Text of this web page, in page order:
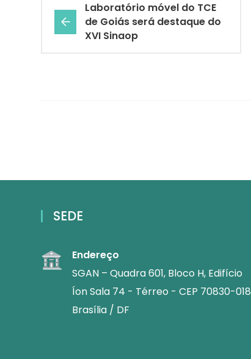
Laboratório móvel do TCE
de Goiás será destaque do
XVI Sinaop
SEDE
Endereço
SGAN – Quadra 601, Bloco H, Edifício
Íon Sala 74 - Térreo - CEP 70830-018
Brasília / DF